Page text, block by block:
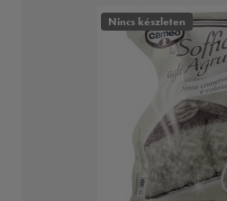
Nincs készleten